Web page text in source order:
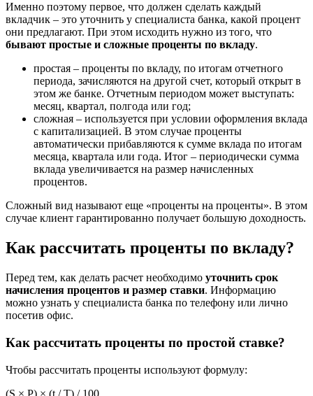
Именно поэтому первое, что должен сделать каждый
вкладчик – это уточнить у специалиста банка, какой процент
они предлагают. При этом исходить нужно из того, что
бывают простые и сложные проценты по вкладу.
простая – проценты по вкладу, по итогам отчетного
периода, зачисляются на другой счет, который открыт в
этом же банке. Отчетным периодом может выступать:
месяц, квартал, полгода или год;
сложная – используется при условии оформления вклада
с капитализацией. В этом случае проценты
автоматически прибавляются к сумме вклада по итогам
месяца, квартала или года. Итог – периодически сумма
вклада увеличивается на размер начисленных
процентов.
Сложный вид называют еще «проценты на проценты». В этом
случае клиент гарантированно получает большую доходность.
Как рассчитать проценты по вкладу?
Перед тем, как делать расчет необходимо уточнить срок
начисления процентов и размер ставки. Информацию
можно узнать у специалиста банка по телефону или лично
посетив офис.
Как рассчитать проценты по простой ставке?
Чтобы рассчитать проценты используют формулу:
(S × P) × (t / T) / 100